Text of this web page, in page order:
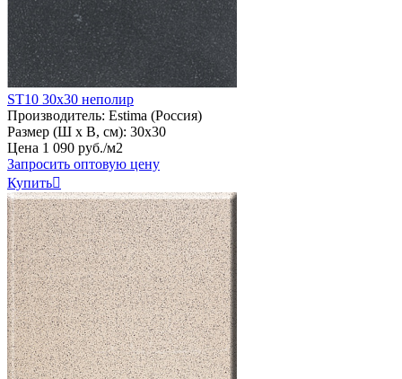
ST10 30х30 неполир
Производитель: Estima (Россия)
Размер (Ш х В, см): 30х30
Цена 1 090 руб./м2
Запросить оптовую цену
Купить